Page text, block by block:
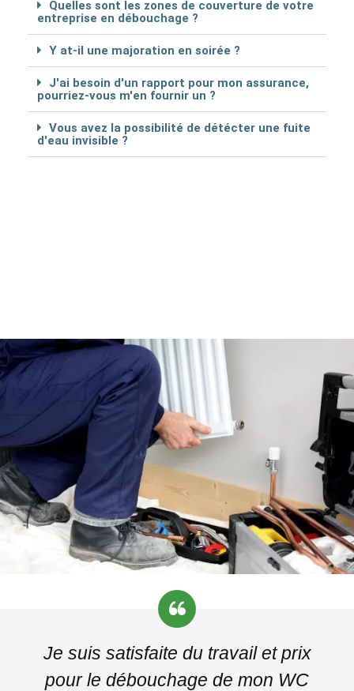
Quelles sont les zones de couverture de votre
entreprise en débouchage ?
Y at-il une majoration en soirée ?
J'ai besoin d'un rapport pour mon assurance,
pourriez-vous m'en fournir un ?
Vous avez la possibilité de détécter une fuite
d'eau invisible ?
Je suis satisfaite du travail et prix
pour le débouchage de mon WC